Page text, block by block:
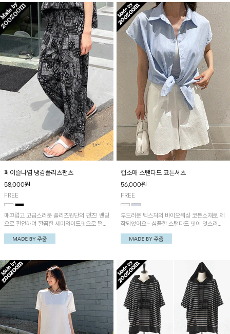
페이즐나염 냉감플리츠팬츠
58,000원
FREE
매끄럽고 고급스러운 플리츠원단의 팬츠! 밴딩
으로 편안하며 깔끔한 세미와이드핏으로 떨어
져 멋스러워요~'페이즐플리츠 A라인 쿨링나
시'와 세트로 착용하시는걸 추천드립니다!
캡소매 스탠다드 코튼셔츠
56,000원
FREE
부드러운 텍스처의 바이오워싱 코튼소재로 제
작되었어요~ 심플한 스탠다드 핏이 멋스러우
며 신축성이 있어 편안하게 착용돼요